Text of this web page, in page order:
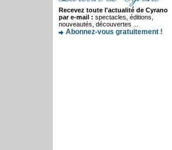
Recevez toute l'actualité de Cyrano
par e-mail : spectacles, éditions,
nouveautés, découvertes ...
Abonnez-vous gratuitement !